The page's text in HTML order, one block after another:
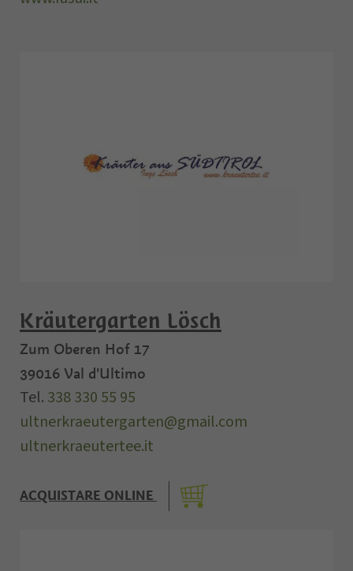
Kräutergarten Lösch
Zum Oberen Hof 17
39016 Val d'Ultimo
Tel. 338 330 55 95
ultnerkraeutergarten@gmail.com
ultnerkraeutertee.it
ACQUISTARE ONLINE